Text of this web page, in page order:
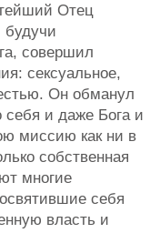
Отец
будучи
совершил
сексуальное,
Он обманул
себя и даже Бога и
миссию как ни в
собственная
многие
себя
власть и